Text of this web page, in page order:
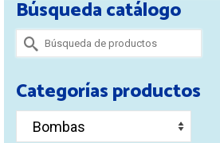
Búsqueda catálogo
Buscar
por:
Categorías productos